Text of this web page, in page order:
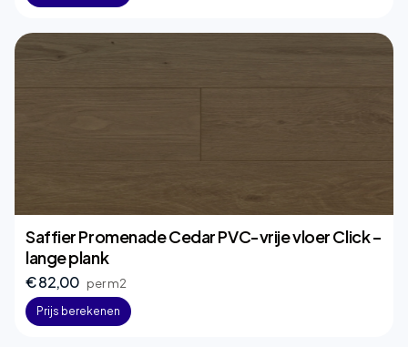
Saffier Promenade Cedar PVC-vrije vloer Click –
lange plank
€ 82,00 per m2
Prijs berekenen